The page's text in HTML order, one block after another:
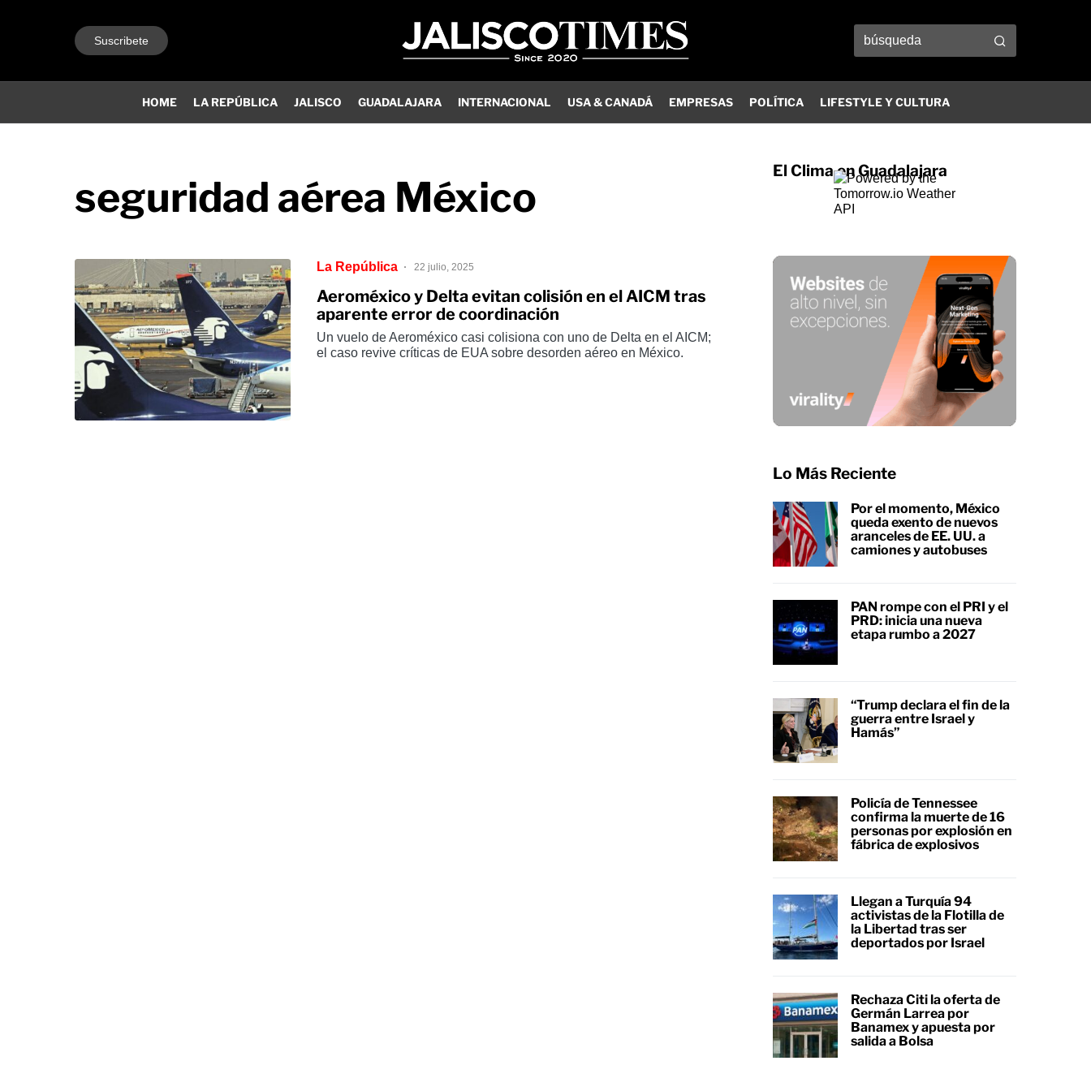
Suscribete
HOME LA REPÚBLICA JALISCO GUADALAJARA INTERNACIONAL USA & CANADÁ EMPRESAS POLÍTICA LIFESTYLE Y CULTURA
seguridad aérea México
La República 22 julio, 2025
Aeroméxico y Delta evitan colisión en el AICM tras
aparente error de coordinación
Un vuelo de Aeroméxico casi colisiona con uno de Delta en el AICM;
el caso revive críticas de EUA sobre desorden aéreo en México.
El Clima en Guadalajara
Lo Más Reciente
Por el momento, México
queda exento de nuevos
aranceles de EE. UU. a
camiones y autobuses
PAN rompe con el PRI y el
PRD: inicia una nueva
etapa rumbo a 2027
“Trump declara el fin de la
guerra entre Israel y
Hamás”
Policía de Tennessee
confirma la muerte de 16
personas por explosión en
fábrica de explosivos
Llegan a Turquía 94
activistas de la Flotilla de
la Libertad tras ser
deportados por Israel
Rechaza Citi la oferta de
Germán Larrea por
Banamex y apuesta por
salida a Bolsa